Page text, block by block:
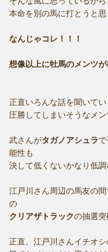
本命を別の馬に打とうと思
なんじゃコレ！！！
想像以上に牡馬のメンツが
正直いろんな話を聞いてい
圧勝してしまいそうなメン
武さんがタガノアシュラ
能性も
決して低くないかなり低調
江戸川さん周辺の馬友の
の
クリアザトラックの抽選突
正直、江戸川さんイチオ